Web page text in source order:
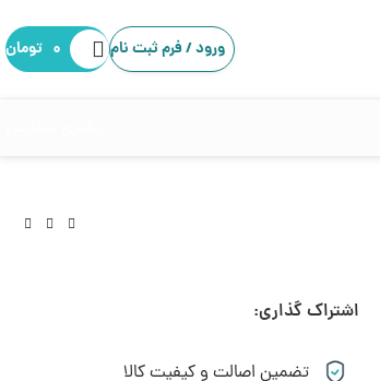
ورود / فرم ثبت نام ۰ تومان
اشتراک گذاری:
تضمین اصالت و کیفیت کالا